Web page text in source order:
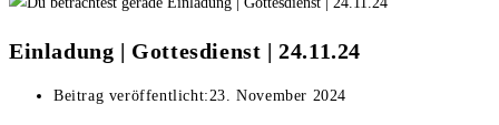
Einladung | Gottesdienst | 24.11.24
Beitrag veröffentlicht: 23. November 2024